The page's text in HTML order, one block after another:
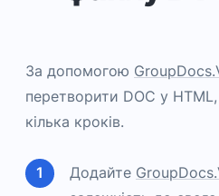
За допомогою
перетворити DOC у
кілька кроків.
Додайте